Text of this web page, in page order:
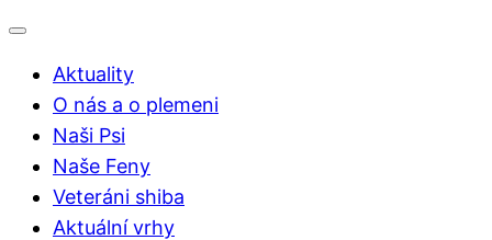
Aktuality
O nás a o plemeni
Naši Psi
Naše Feny
Veteráni shiba
Aktuální vrhy